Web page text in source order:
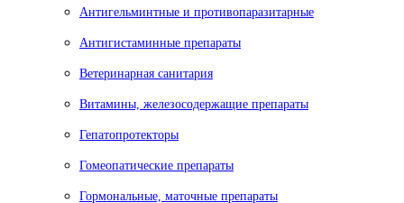
Антигельминтные и противопаразитарные
Антигистаминные препараты
Ветеринарная санитария
Витамины, железосодержащие препараты
Гепатопротекторы
Гомеопатические препараты
Гормональные, маточные препараты